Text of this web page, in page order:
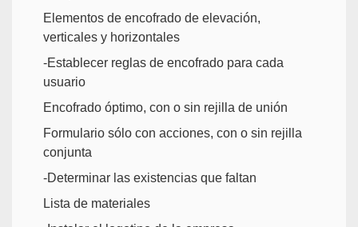
Elementos de encofrado de elevación,
verticales y horizontales
-Establecer reglas de encofrado para cada
usuario
Encofrado óptimo, con o sin rejilla de unión
Formulario sólo con acciones, con o sin rejilla
conjunta
-Determinar las existencias que faltan
Lista de materiales